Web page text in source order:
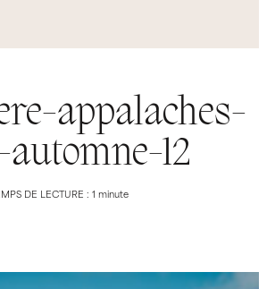
appalaches-
automne-12
DE LECTURE : 1 minute